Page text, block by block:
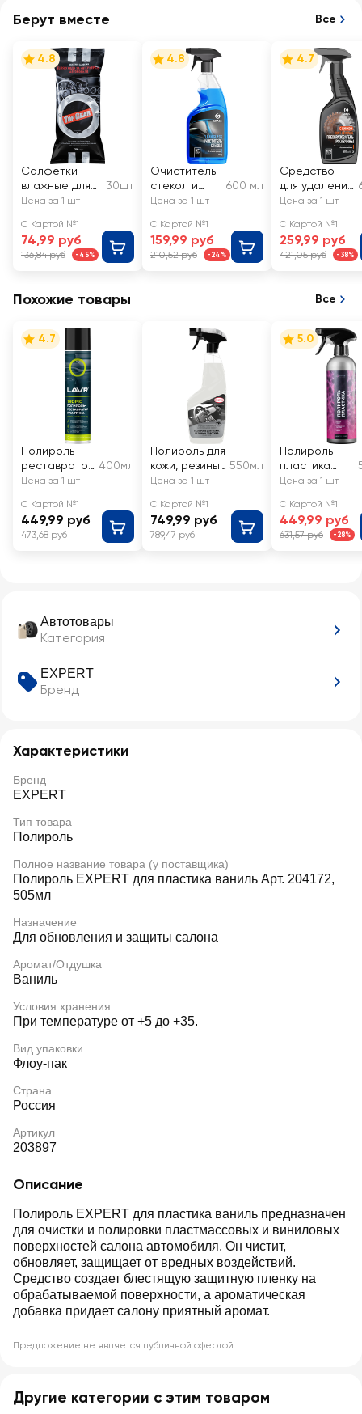
Автотовары
Категория
EXPERT
Бренд
Характеристики
Бренд
EXPERT
Тип товара
Полироль
Полное название товара (у поставщика)
Полироль EXPERT для пластика ваниль Арт. 204172,
505мл
Назначение
Для обновления и защиты салона
Аромат/Отдушка
Ваниль
Условия хранения
При температуре от +5 до +35.
Вид упаковки
Флоу-пак
Страна
Россия
Артикул
203897
Описание
Полироль EXPERT для пластика ваниль предназначен
для очистки и полировки пластмассовых и виниловых
поверхностей салона автомобиля. Он чистит,
обновляет, защищает от вредных воздействий.
Средство создает блестящую защитную пленку на
обрабатываемой поверхности, а ароматическая
добавка придает салону приятный аромат.
Предложение не является публичной офертой
Берут вместе Все
4.8
Салфетки
влажные для
салона
TOP GEAR
30шт
Цена за 1 шт
С Картой №1
74,99 руб
136,84 руб -45%
4.8
Очиститель
стекол и
зеркал
Clean Glass
600 мл
Цена за 1 шт
С Картой №1
159,99 руб
210,52 руб -24%
4.7
Средство
для удаления
ржавчины
remover Zinc
Цена за 1 шт
С Картой №1
259,99 руб
421,05 руб -38%
Похожие товары Все
4.7
Полироль-
реставратор
пластика
Арт. Ln2437
400мл
Цена за 1 шт
С Картой №1
449,99 руб
473,68 руб
Полироль для
кожи, резины
и пластика
Shine
550мл
Цена за 1 шт
С Картой №1
749,99 руб
789,47 руб
5.0
Полироль
пластика
автомобиля
Adapted
Series, Арт.
DT-0489
Цена за 1 шт
С Картой №1
449,99 руб
631,57 руб -28%
Другие категории с этим товаром